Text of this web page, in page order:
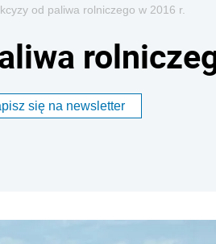
od paliwa rolniczego w 2016 r.
się na newsletter